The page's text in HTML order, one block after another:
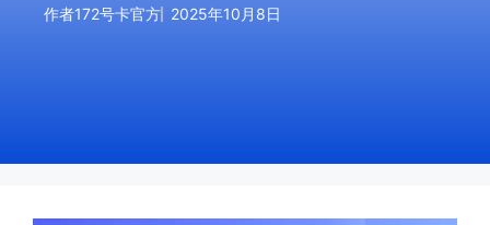
作者172号卡官方 2025年10月8日